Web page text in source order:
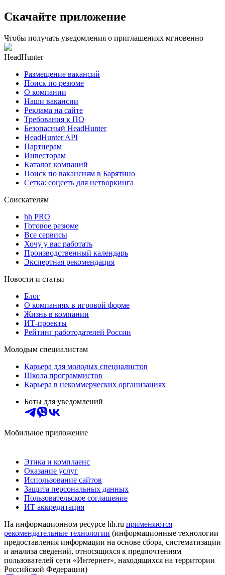
Скачайте приложение
Чтобы получать уведомления о приглашениях мгновенно
HeadHunter
Размещение вакансий
Поиск по резюме
О компании
Наши вакансии
Реклама на сайте
Требования к ПО
Безопасный HeadHunter
HeadHunter API
Партнерам
Инвесторам
Каталог компаний
Поиск по вакансиям в Барятино
Сетка: соцсеть для нетворкинга
Соискателям
hh PRO
Готовое резюме
Все сервисы
Хочу у вас работать
Производственный календарь
Экспертная рекомендация
Новости и статьи
Блог
О компаниях в игровой форме
Жизнь в компании
ИТ-проекты
Рейтинг работодателей России
Молодым специалистам
Карьера для молодых специалистов
Школа программистов
Карьера в некоммерческих организациях
Боты для уведомлений
Мобильное приложение
Этика и комплаенс
Оказание услуг
Использование сайтов
Защита персональных данных
Пользовательское соглашение
ИТ аккредитация
На информационном ресурсе hh.ru применяются
рекомендательные технологии (информационные технологии
предоставления информации на основе сбора, систематизации
и анализа сведений, относящихся к предпочтениям
пользователей сети «Интернет», находящихся на территории
Российской Федерации)